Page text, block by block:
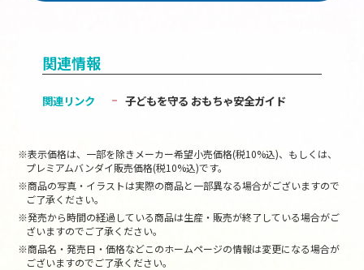
関連情報
関連リンク 子どもを守る おもちゃ安全ガイド
※表示価格は、一部を除きメーカー希望小売価格(税10%込)、もしくは、
プレミアムバンダイ販売価格(税10%込)です。
※商品の写真・イラストは実際の商品と一部異なる場合がございますので
ご了承ください。
※発売から時間の経過している商品は生産・販売が終了している場合がご
ざいますのでご了承ください。
※商品名・発売日・価格などこのホームページの情報は変更になる場合が
ございますのでご了承ください。